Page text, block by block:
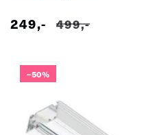
Salgspris
249,-
Vanlig
499,-
–50%